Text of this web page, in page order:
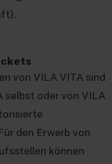
von VILA VITA sind
selbst oder von VILA
den Erwerb von
können